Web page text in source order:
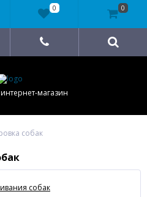
магазин
собак
собак
0 0